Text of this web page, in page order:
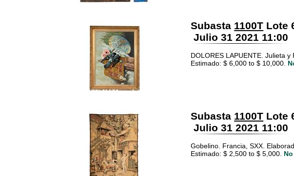
Subasta 1100T Lote
Julio 31 2021 11:00
DOLORES LAPUENTE. Julieta
Estimado: $ 6,000 to $ 10,000.
Subasta 1100T Lote
Julio 31 2021 11:00
Gobelino. Francia, SXX.
Estimado: $ 2,500 to $ 5,000.